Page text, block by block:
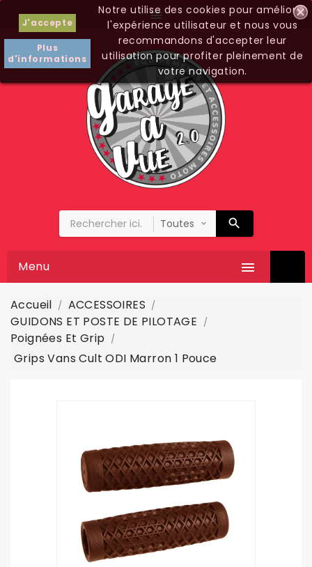

J'accepte
Plus
d'informations
Notre utilise des cookies pour améliorer
l'expérience utilisateur et nous vous
recommandons d'accepter leur
utilisation pour profiter pleinement de
votre navigation.

Menu
Accueil
ACCESSOIRES
GUIDONS ET POSTE DE PILOTAGE
Poignées Et Grip
Grips Vans Cult ODI Marron 1 Pouce